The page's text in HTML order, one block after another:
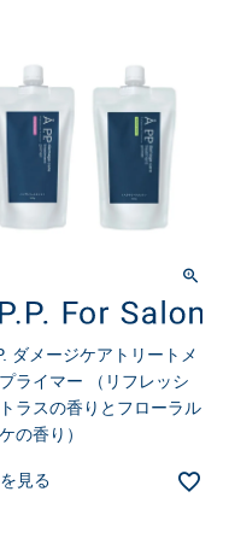
ダメージケアトリートメ
ライマー （リフレッシ
ラスの香りとフローラル
の香り）
見る